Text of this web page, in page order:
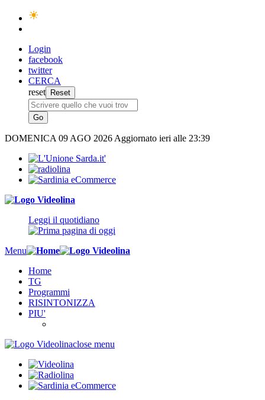
Login
facebook
twitter
CERCA
reset
DOMENICA 09 AGO 2026 Aggiornato ieri alle 23:39
Leggi il quotidiano
Menu
Home
TG
Programmi
RISINTONIZZA
PIU'
close menu